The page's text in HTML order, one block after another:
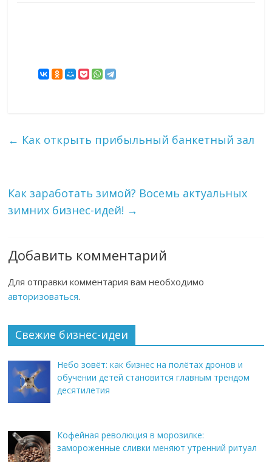
← Как открыть прибыльный банкетный зал
Как заработать зимой? Восемь актуальных
зимних бизнес-идей! →
Добавить комментарий
Для отправки комментария вам необходимо
авторизоваться.
Свежие бизнес-идеи
Небо зовёт: как бизнес на полётах дронов и
обучении детей становится главным трендом
десятилетия
Кофейная революция в морозилке:
замороженные сливки меняют утренний ритуал